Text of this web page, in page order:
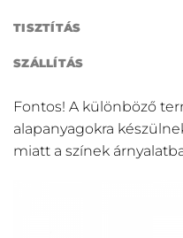
TISZTÍTÁS
SZÁLLÍTÁS
Fontos! A különböző
alapanyagokra
miatt a színek